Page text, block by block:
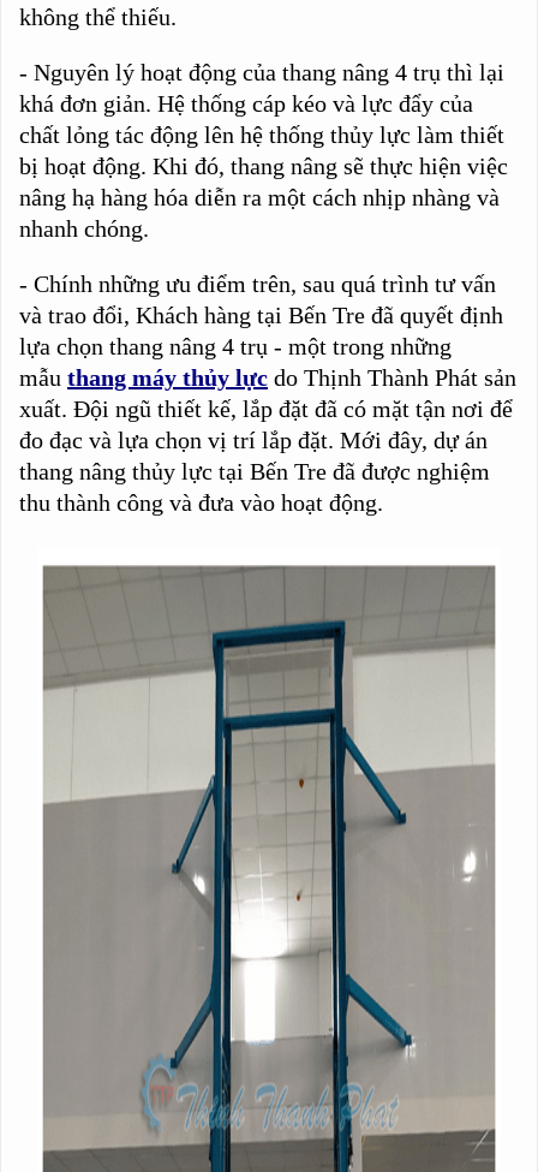
không thể thiếu.
- Nguyên lý hoạt động của thang nâng 4 trụ thì lại
khá đơn giản. Hệ thống cáp kéo và lực đẩy của
chất lỏng tác động lên hệ thống thủy lực làm thiết
bị hoạt động. Khi đó, thang nâng sẽ thực hiện việc
nâng hạ hàng hóa diễn ra một cách nhịp nhàng và
nhanh chóng.
- Chính những ưu điểm trên, sau quá trình tư vấn
và trao đổi, Khách hàng tại Bến Tre đã quyết định
lựa chọn thang nâng 4 trụ - một trong những
mẫu thang máy thủy lực do Thịnh Thành Phát sản
xuất. Đội ngũ thiết kế, lắp đặt đã có mặt tận nơi để
đo đạc và lựa chọn vị trí lắp đặt. Mới đây, dự án
thang nâng thủy lực tại Bến Tre đã được nghiệm
thu thành công và đưa vào hoạt động.